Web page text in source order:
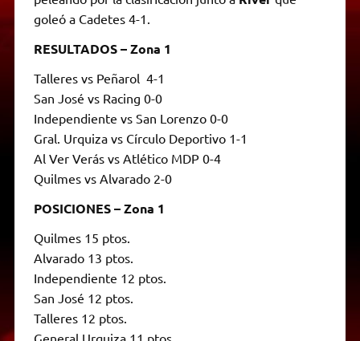
goleó a Cadetes 4-1.
RESULTADOS – Zona 1
Talleres vs Peñarol 4-1
San José vs Racing 0-0
Independiente vs San Lorenzo 0-0
Gral. Urquiza vs Círculo Deportivo 1-1
Al Ver Verás vs Atlético MDP 0-4
Quilmes vs Alvarado 2-0
POSICIONES – Zona 1
Quilmes 15 ptos.
Alvarado 13 ptos.
Independiente 12 ptos.
San José 12 ptos.
Talleres 12 ptos.
General Urquiza 11 ptos.